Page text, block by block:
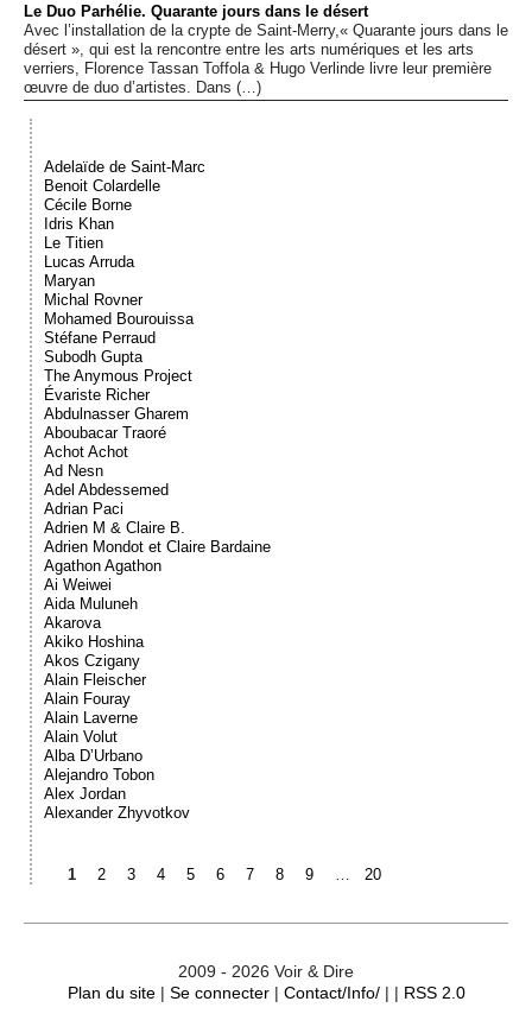
Sacré
Le Duo Parhélie. Quarante jours dans le désert
Avec l’installation de la crypte de Saint-Merry,« Quarante jours dans le
désert », qui est la rencontre entre les arts numériques et les arts
verriers, Florence Tassan Toffola & Hugo Verlinde livre leur première
œuvre de duo d’artistes. Dans (…)
Adelaïde de Saint-Marc
Benoit Colardelle
Cécile Borne
Idris Khan
Le Titien
Lucas Arruda
Maryan
Michal Rovner
Mohamed Bourouissa
Stéfane Perraud
Subodh Gupta
The Anymous Project
Évariste Richer
Abdulnasser Gharem
Aboubacar Traoré
Achot Achot
Ad Nesn
Adel Abdessemed
Adrian Paci
Adrien M & Claire B.
Adrien Mondot et Claire Bardaine
Agathon Agathon
Ai Weiwei
Aida Muluneh
Akarova
Akiko Hoshina
Akos Czigany
Alain Fleischer
Alain Fouray
Alain Laverne
Alain Volut
Alba D’Urbano
Alejandro Tobon
Alex Jordan
Alexander Zhyvotkov
1 2 3 4 5 6 7 8 9 … 20
2009 - 2026 Voir & Dire
Plan du site| Se connecter| Contact/Info/| | RSS 2.0